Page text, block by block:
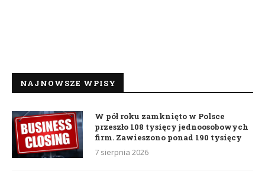
NAJNOWSZE WPISY
W pół roku zamknięto w Polsce
przeszło 108 tysięcy jednoosobowych
firm. Zawieszono ponad 190 tysięcy
7 sierpnia 2026